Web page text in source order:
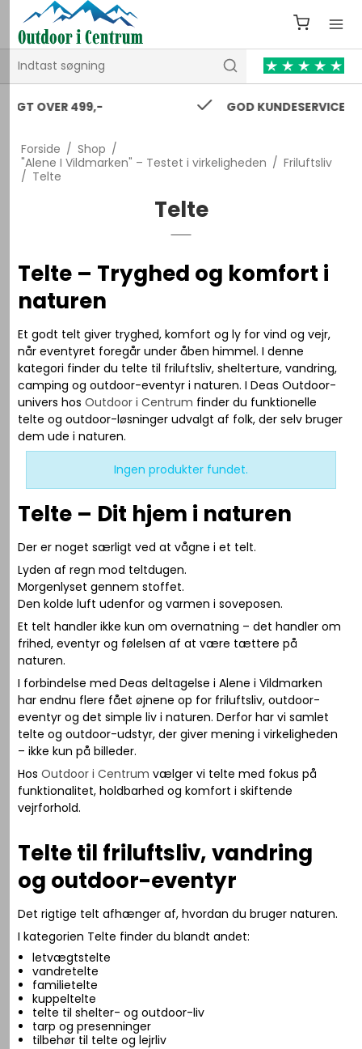
GOD KUNDESERVICE 24/7
Forside / Shop /
"Alene I Vildmarken" – Testet i virkeligheden / Friluftsliv
/ Telte
Telte
Telte – Tryghed og komfort i
naturen
Et godt telt giver tryghed, komfort og ly for vind og vejr,
når eventyret foregår under åben himmel. I denne
kategori finder du telte til friluftsliv, shelterture, vandring,
camping og outdoor-eventyr i naturen. I Deas Outdoor-
univers hosOutdoor i Centrum finder du funktionelle
telte og outdoor-løsninger udvalgt af folk, der selv bruger
dem ude i naturen.
Ingen produkter fundet.
Telte – Dit hjem i naturen
Der er noget særligt ved at vågne i et telt.
Lyden af regn mod teltdugen.
Morgenlyset gennem stoffet.
Den kolde luft udenfor og varmen i soveposen.
Et telt handler ikke kun om overnatning – det handler om
frihed, eventyr og følelsen af at være tættere på
naturen.
I forbindelse med Deas deltagelse iAlene i Vildmarken
har endnu flere fået øjnene op for friluftsliv, outdoor-
eventyr og det simple liv i naturen. Derfor har vi samlet
telte og outdoor-udstyr, der giver mening i virkeligheden
– ikke kun på billeder.
HosOutdoor i Centrum vælger vi telte med fokus på
funktionalitet, holdbarhed og komfort i skiftende
vejrforhold.
Telte til friluftsliv, vandring
og outdoor-eventyr
Det rigtige telt afhænger af, hvordan du bruger naturen.
I kategorien Telte finder du blandt andet:
letvægtstelte
vandretelte
familietelte
kuppeltelte
telte til shelter- og outdoor-liv
tarp og presenninger
tilbehør til telte og lejrliv